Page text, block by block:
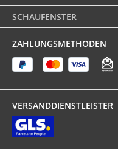
SCHAUFENSTER
ZAHLUNGSMETHODEN
VERSANDDIENSTLEISTER